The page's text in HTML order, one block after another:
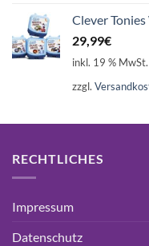
Clever
29,99€
inkl. 19 % MwSt.
zzgl.
RECHTLICHES
Impressum
Datenschutz